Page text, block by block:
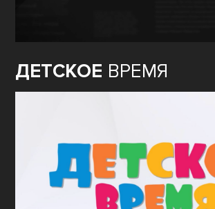
ДЕТСКОЕ ВРЕМЯ